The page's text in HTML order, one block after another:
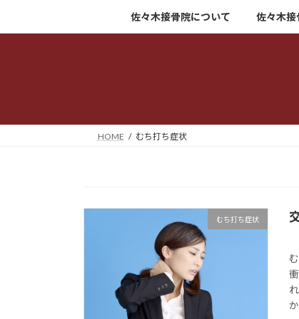
キ
に
佐々木接骨院について 佐々木接
HOME むち打ち症状
むち打ち症状